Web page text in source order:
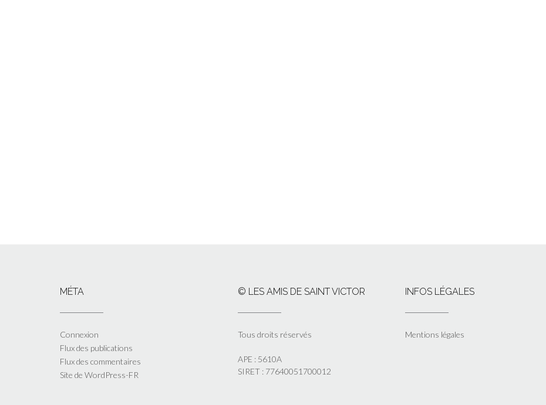
MÉTA
Connexion
Flux des publications
Flux des commentaires
Site de WordPress-FR
© LES AMIS DE SAINT VICTOR
Tous droits réservés
APE : 5610A
SIRET : 77640051700012
INFOS LÉGALES
Mentions légales